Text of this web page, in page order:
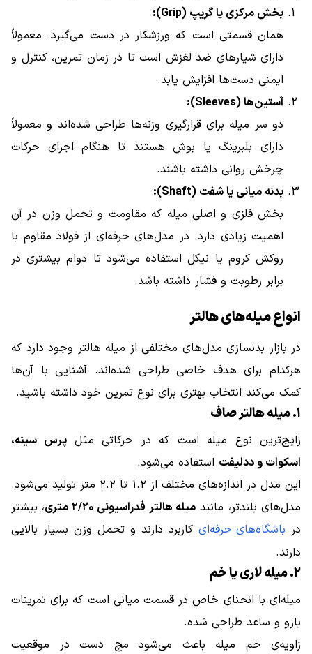
بخش مرکزی یا گریپ (Grip):
همان قسمتی است که ورزشکار در دست می‌گیرد. معمولاً
دارای شیارهای ضد لغزش است تا در زمان تمرین، کنترل و
ایمنی دست‌ها افزایش یابد.
آستین‌ها (Sleeves):
دو سر میله برای قرارگیری وزنه‌ها طراحی شده‌اند و معمولاً
دارای بلبرینگ یا بوش هستند تا هنگام اجرای حرکات
چرخش روانی داشته باشند.
بدنه میانی یا شفت (Shaft):
بخش فلزی و اصلی میله که مقاومت و تحمل وزن در آن
اهمیت زیادی دارد. در مدل‌های حرفه‌ای از فولاد مقاوم با
روکش کروم یا نیکل استفاده می‌شود تا دوام بیشتری در
برابر رطوبت و فشار داشته باشد.
انواع میله‌های هالتر
در بازار بدنسازی مدل‌های مختلفی از میله هالتر وجود دارد که
هرکدام برای هدف خاصی طراحی شده‌اند. آشنایی با آن‌ها
کمک می‌کند انتخاب بهتری برای نوع تمرین خود داشته باشید.
۱. میله هالتر صاف
رایج‌ترین نوع میله است که در حرکاتی مثلپرس سینه،
اسکوات و ددلیفت استفاده می‌شود.
این مدل در اندازه‌های مختلف از ۱.۲ تا ۲.۲ متر تولید می‌شود.
مدل‌های بلندتر، مانندمیله هالتر فدراسیونی ۲/۲۰ متری
، بیشتر
در باشگاه‌های حرفه‌ایکاربرد دارند و تحمل وزن بسیار بالایی
دارند.
۲. میله لاری یا خم
میله‌ای با انحنای خاص در قسمت میانی است که برای تمرینات
بازو و ساعد طراحی شده.
زاویه‌ی خم میله باعث می‌شود مچ دست در موقعیت